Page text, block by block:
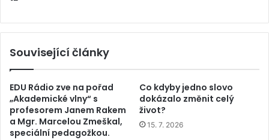
Související články
EDU Rádio zve na pořad
„Akademické vlny“ s
profesorem Janem Rakem
a Mgr. Marcelou Zmeškal,
speciální pedagožkou.
Co kdyby jedno slovo
dokázalo změnit celý
život?
15. 7. 2026